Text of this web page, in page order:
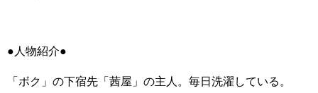
●人物紹介●
「ボク」の下宿先「茜屋」の主人。毎日洗濯している。